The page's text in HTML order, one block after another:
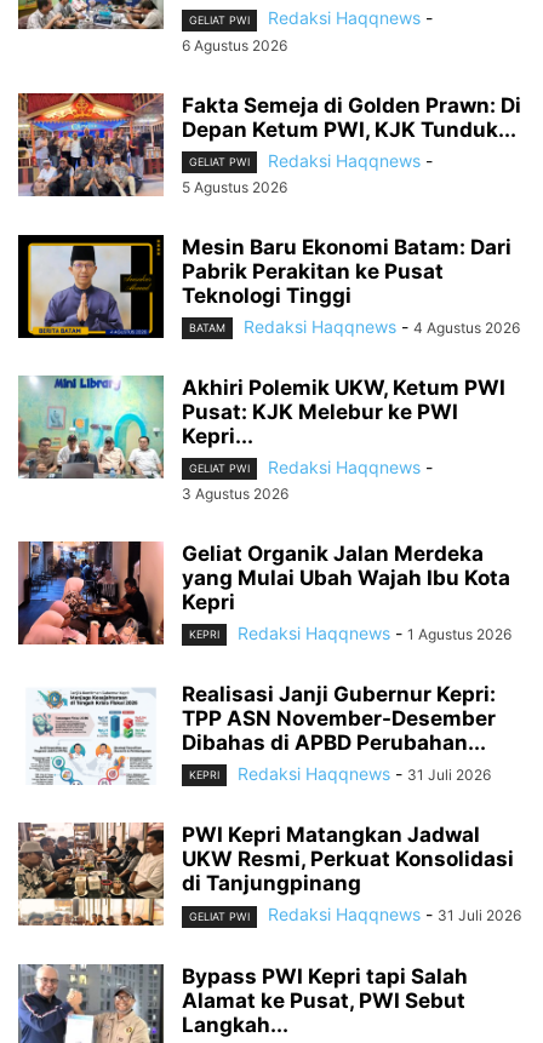
GELIAT PWI Redaksi Haqqnews -
6 Agustus 2026
Fakta Semeja di Golden Prawn: Di
Depan Ketum PWI, KJK Tunduk...
GELIAT PWI Redaksi Haqqnews -
5 Agustus 2026
Mesin Baru Ekonomi Batam: Dari
Pabrik Perakitan ke Pusat
Teknologi Tinggi
BATAM Redaksi Haqqnews - 4 Agustus 2026
Akhiri Polemik UKW, Ketum PWI
Pusat: KJK Melebur ke PWI
Kepri...
GELIAT PWI Redaksi Haqqnews -
3 Agustus 2026
Geliat Organik Jalan Merdeka
yang Mulai Ubah Wajah Ibu Kota
Kepri
KEPRI Redaksi Haqqnews - 1 Agustus 2026
Realisasi Janji Gubernur Kepri:
TPP ASN November-Desember
Dibahas di APBD Perubahan...
KEPRI Redaksi Haqqnews - 31 Juli 2026
PWI Kepri Matangkan Jadwal
UKW Resmi, Perkuat Konsolidasi
di Tanjungpinang
GELIAT PWI Redaksi Haqqnews - 31 Juli 2026
Bypass PWI Kepri tapi Salah
Alamat ke Pusat, PWI Sebut
Langkah...